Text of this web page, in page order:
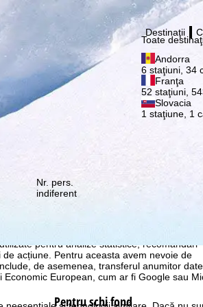
colecta informații de utilizare, pe care noi,
pentru analize statistice, recomandări
acțiune. Pentru aceasta avem nevoie de
de asemenea, transferul anumitor
European, cum ar fi Google sau
Destinaţii
Toate
Andorra
6 staţiuni, 34
Franţa
52 staţiuni,
Slovacia
1 staţiune, 1
Nr. pers.
indiferent
Pentru schi fond